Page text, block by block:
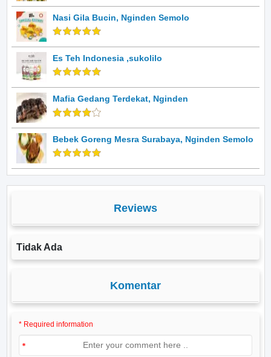
Nasi Gila Bucin, Nginden Semolo
Es Teh Indonesia ,sukolilo
Mafia Gedang Terdekat, Nginden
Bebek Goreng Mesra Surabaya, Nginden Semolo
Reviews
Tidak Ada
Komentar
* Required information